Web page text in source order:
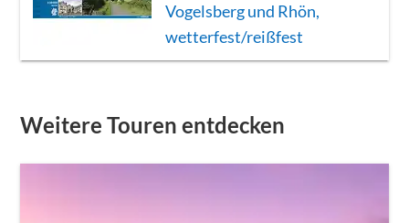
Vogelsberg und Rhön,
wetterfest/reißfest
Weitere Touren entdecken